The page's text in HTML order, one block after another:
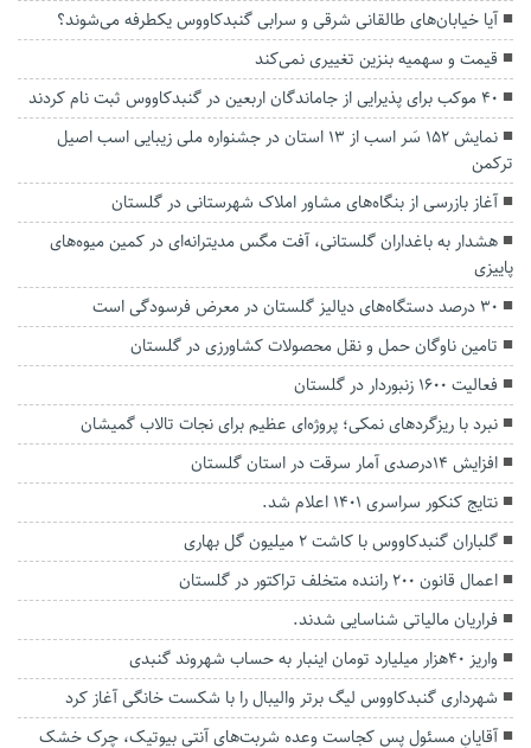
آیا خیابان‌های طالقانی شرقی و سرابی گنبدکاووس یکطرفه می‌شوند؟
قیمت و سهمیه بنزین تغییری نمی‌کند
۴۰ موکب برای پذیرایی از جاماندگان اربعین در گنبدکاووس ثبت نام کردند
نمایش ۱۵۲ سَر اسب از ۱۳ استان در جشنواره ملی زیبایی اسب اصیل
ترکمن
آغاز بازرسی از بنگاه‌های مشاور املاک شهرستانی در گلستان
هشدار به باغداران گلستانی، آفت مگس مدیترانه‌ای در کمین میوه‌های
پاییزی
۳۰ درصد دستگاه‌های دیالیز گلستان در معرض فرسودگی است
تامین ناوگان حمل و نقل محصولات کشاورزی در گلستان
فعالیت ۱۶۰۰ زنبوردار در گلستان
نبرد با ریزگردهای نمکی؛ پروژه‌ای عظیم برای نجات تالاب گمیشان
افزایش ۱۴درصدی آمار سرقت در استان گلستان
نتایج کنکور سراسری ۱۴۰۱ اعلام شد.
گلباران گنبدکاووس با کاشت ۲ میلیون گل بهاری
اعمال قانون ۲۰۰ راننده متخلف تراکتور در گلستان
فراریان مالیاتی شناسایی شدند.
واریز 40هزار میلیارد تومان اینبار به حساب شهروند گنبدی
شهرداری گنبدکاووس لیگ برتر والیبال را با شکست خانگی آغاز کرد
آقایانِ مسئول پس‌ کجاست وعده شربت‌های آنتی بیوتیک، چرک خشک